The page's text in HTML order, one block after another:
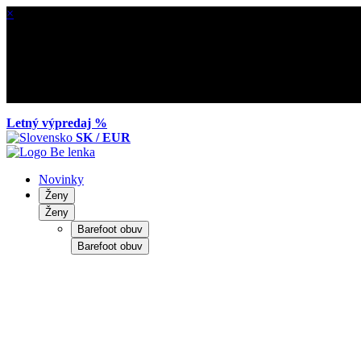
×
Letný výpredaj %
SK / EUR
Novinky
Ženy
Ženy
Barefoot obuv
Barefoot obuv